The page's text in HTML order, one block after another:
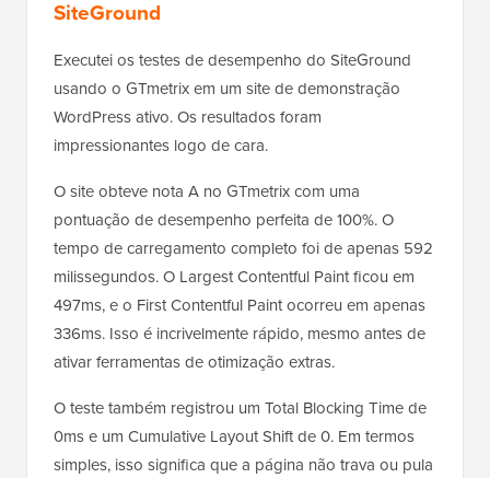
SiteGround
Executei os testes de desempenho do SiteGround
usando o GTmetrix em um site de demonstração
WordPress ativo. Os resultados foram
impressionantes logo de cara.
O site obteve nota A no GTmetrix com uma
pontuação de desempenho perfeita de 100%. O
tempo de carregamento completo foi de apenas 592
milissegundos. O Largest Contentful Paint ficou em
497ms, e o First Contentful Paint ocorreu em apenas
336ms. Isso é incrivelmente rápido, mesmo antes de
ativar ferramentas de otimização extras.
O teste também registrou um Total Blocking Time de
0ms e um Cumulative Layout Shift de 0. Em termos
simples, isso significa que a página não trava ou pula